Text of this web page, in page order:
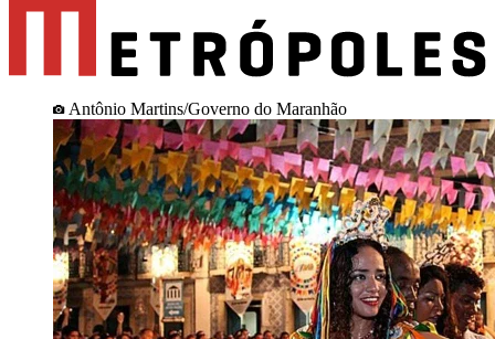
Antônio Martins/Governo do Maranhão